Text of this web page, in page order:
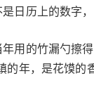
日历上的数字
用的竹漏勺擦
的年，是花馍